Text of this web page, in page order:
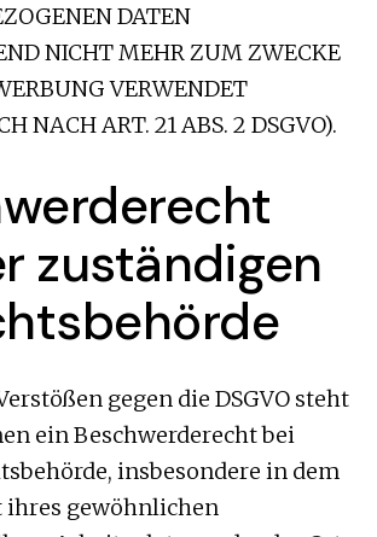
DATEN
NICHT MEHR ZUM ZWECKE
VERWENDET
NACH ART. 21 ABS. 2 DSGVO).
zuständigen
gegen die DSGVO steht
ein Beschwerderecht bei
insbesondere in dem
gewöhnlichen